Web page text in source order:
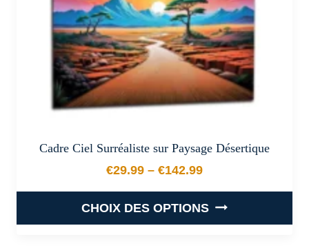
la
page
du
produit
Cadre Ciel Surréaliste sur Paysage Désertique
€29.99 – €142.99
Plage de prix : €29.99 à
CHOIX DES OPTIONS